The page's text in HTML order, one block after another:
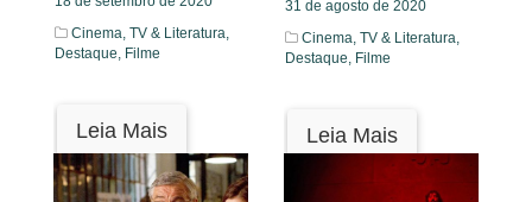
Cinema, TV & Literatura,
Destaque, Filme
Leia Mais
31 de agosto de 2020
Cinema, TV & Literatura,
Destaque, Filme
Leia Mais